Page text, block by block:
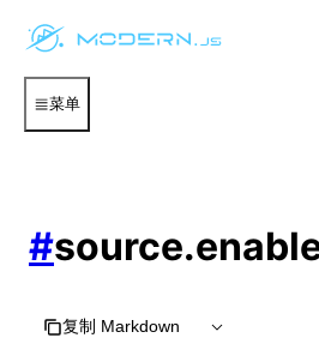
菜单
#
复制 Markdown